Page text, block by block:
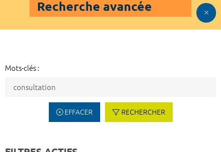
Recherche avancée
Mots-clés :
EFFACER RECHERCHER